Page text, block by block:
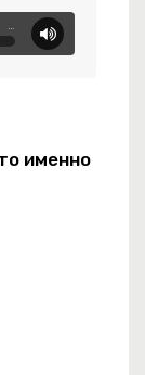
…
именно